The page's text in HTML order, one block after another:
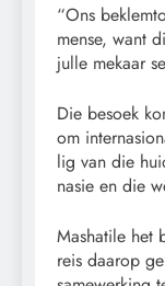
“Ons
mense, want
julle mekaar
Die besoek
om
lig van die
nasie en die
Mashatile het
reis daarop